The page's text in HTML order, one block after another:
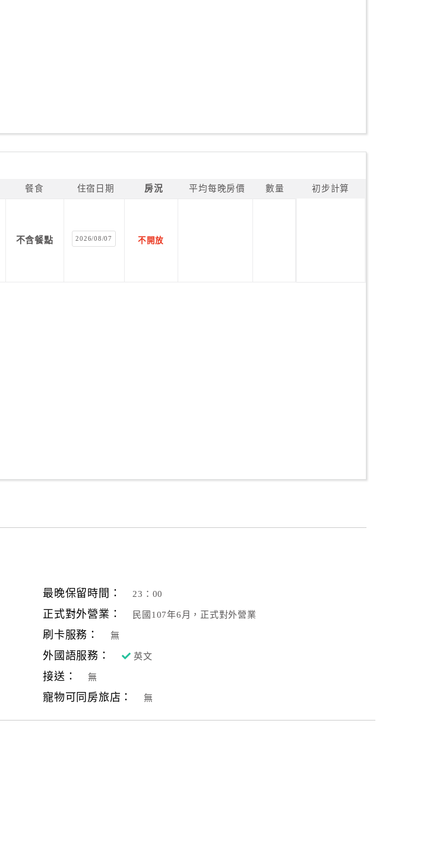
餐食 住宿日期 房況 平均每晚房價 數量 初步計算
不含餐點 2026/08/07 不開放
最晚保留時間： 23：00
正式對外營業： 民國107年6月，正式對外營業
刷卡服務： 無
外國語服務： 英文
接送： 無
寵物可同房旅店： 無